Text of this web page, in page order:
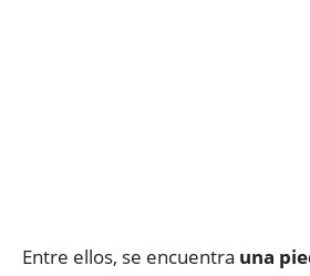
Entre ellos, se encuentra una